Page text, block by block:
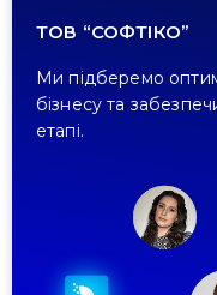
ТОВ “СОФТІКО”
Ми підберемо
бізнесу та
етапі.